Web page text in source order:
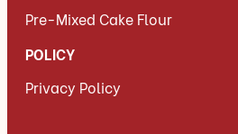
Pre-Mixed Cake Flour
POLICY
Privacy Policy